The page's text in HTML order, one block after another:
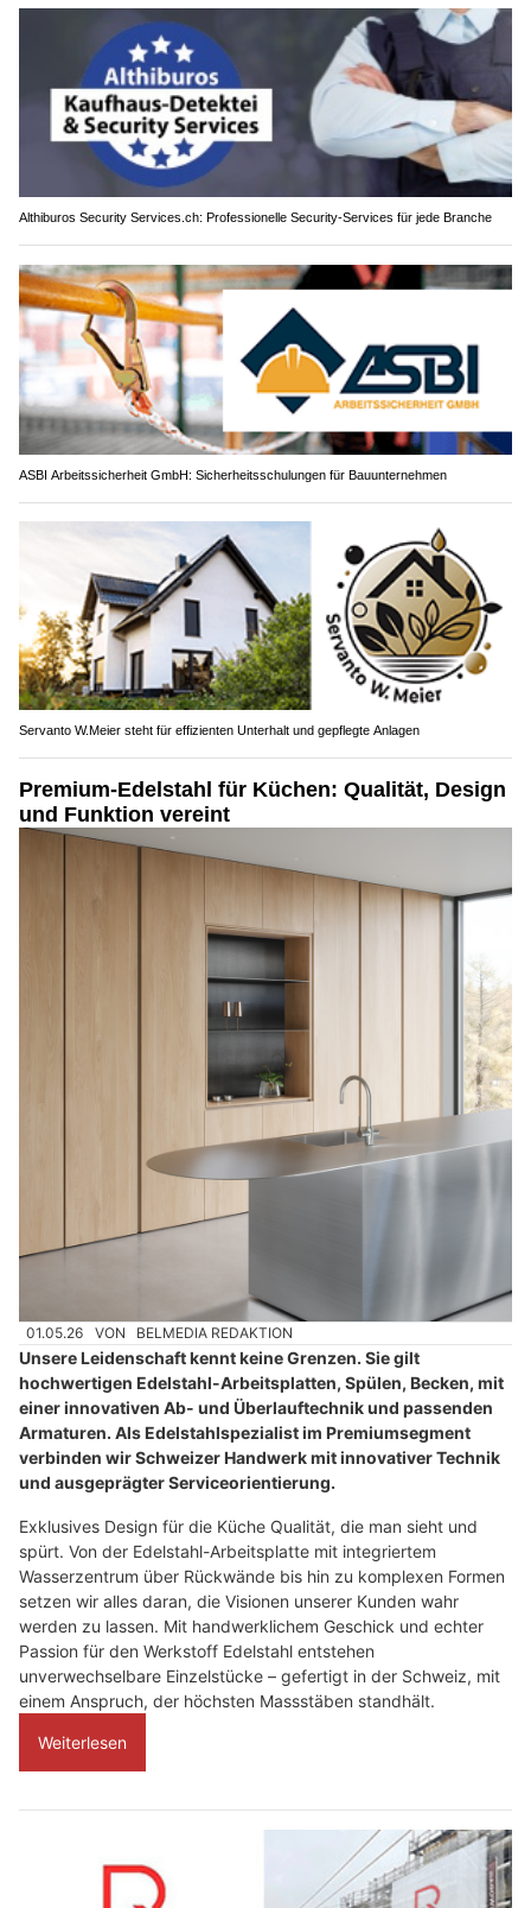
Althiburos Security Services.ch: Professionelle Security-Services für jede Branche
ASBI Arbeitssicherheit GmbH: Sicherheitsschulungen für Bauunternehmen
Servanto W.Meier steht für effizienten Unterhalt und gepflegte Anlagen
Premium-Edelstahl für Küchen: Qualität, Design
und Funktion vereint
01.05.26 VON BELMEDIA REDAKTION
Unsere Leidenschaft kennt keine Grenzen. Sie gilt
hochwertigen Edelstahl-Arbeitsplatten, Spülen, Becken, mit
einer innovativen Ab- und Überlauftechnik und passenden
Armaturen. Als Edelstahlspezialist im Premiumsegment
verbinden wir Schweizer Handwerk mit innovativer Technik
und ausgeprägter Serviceorientierung.
Exklusives Design für die Küche Qualität, die man sieht und
spürt. Von der Edelstahl-Arbeitsplatte mit integriertem
Wasserzentrum über Rückwände bis hin zu komplexen Formen
setzen wir alles daran, die Visionen unserer Kunden wahr
werden zu lassen. Mit handwerklichem Geschick und echter
Passion für den Werkstoff Edelstahl entstehen
unverwechselbare Einzelstücke – gefertigt in der Schweiz, mit
einem Anspruch, der höchsten Massstäben standhält.
Weiterlesen